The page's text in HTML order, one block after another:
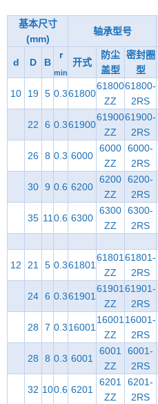
基本尺寸
(mm)
轴承型号
d D B
r
min
开式
防尘
盖型
密封圈
型
10 19 5 0.361800
61800
ZZ
61800-
2RS
22 6 0.361900
61900
ZZ
61900-
2RS
26 8 0.3 6000
6000
ZZ
6000-
2RS
30 9 0.6 6200
6200
ZZ
6200-
2RS
35 110.6 6300
6300
ZZ
6300-
2RS
12 21 5 0.361801
61801
ZZ
61801-
2RS
24 6 0.361901
61901
ZZ
61901-
2RS
28 7 0.316001
16001
ZZ
16001-
2RS
28 8 0.3 6001
6001
ZZ
6001-
2RS
32 100.6 6201
6201
ZZ
6201-
2RS